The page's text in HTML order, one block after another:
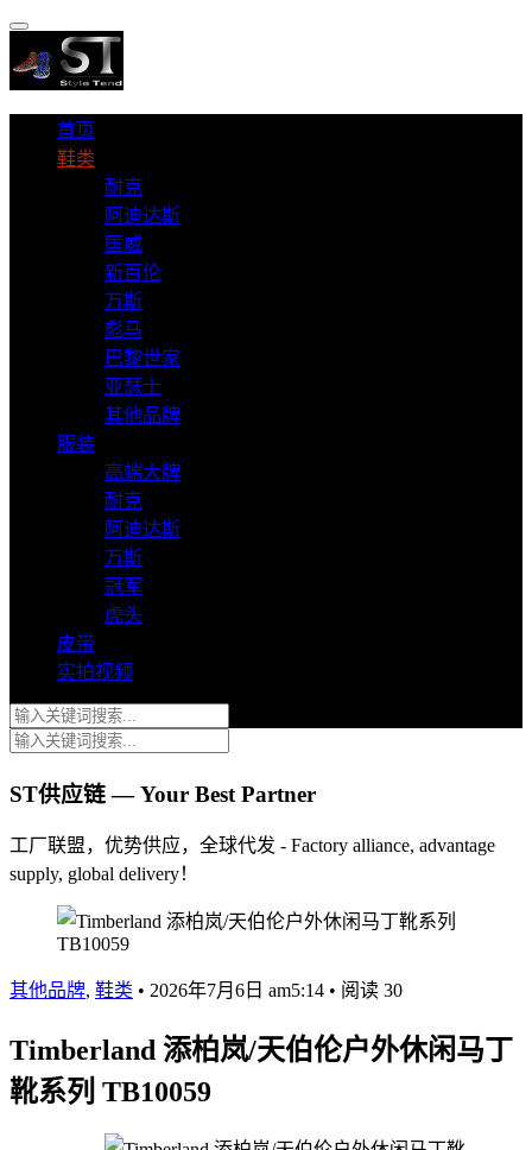
首页
鞋类
耐克
阿迪达斯
匡威
新百伦
万斯
彪马
巴黎世家
亚瑟士
其他品牌
服装
高端大牌
耐克
阿迪达斯
万斯
冠军
虎头
皮带
实拍视频
ST供应链 — Your Best Partner
工厂联盟，优势供应，全球代发 - Factory alliance, advantage
supply, global delivery！
其他品牌, 鞋类 • 2026年7月6日 am5:14 • 阅读 30
Timberland 添柏岚/天伯伦户外休闲马丁
靴系列 TB10059